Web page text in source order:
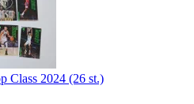
Class 2024 (26 st.)